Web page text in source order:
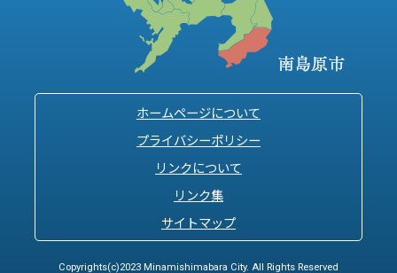
ホームページについて
プライバシーポリシー
リンクについて
リンク集
サイトマップ
Copyrights(c)2023 Minamishimabara City. All Rights Reserved